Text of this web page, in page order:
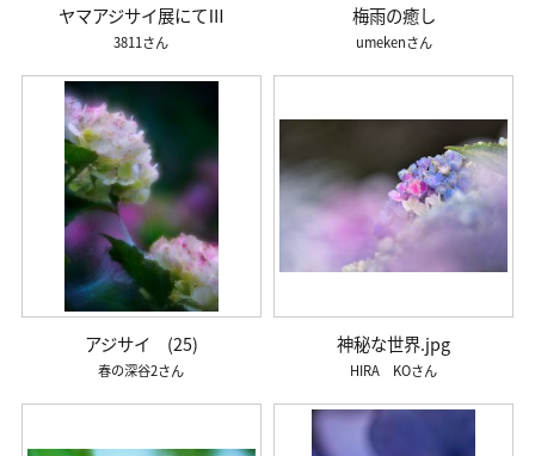
ヤマアジサイ展にてⅢ
3811
梅雨の癒し
umeken
アジサイ (25)
春の深谷2
神秘な世界.jpg
HIRA KO